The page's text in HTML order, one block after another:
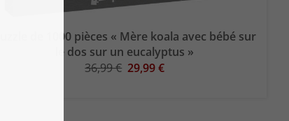
Puzzle de 1000 pièces « Mère koala avec bébé sur
le dos sur un eucalyptus »
36,99 € 29,99 €